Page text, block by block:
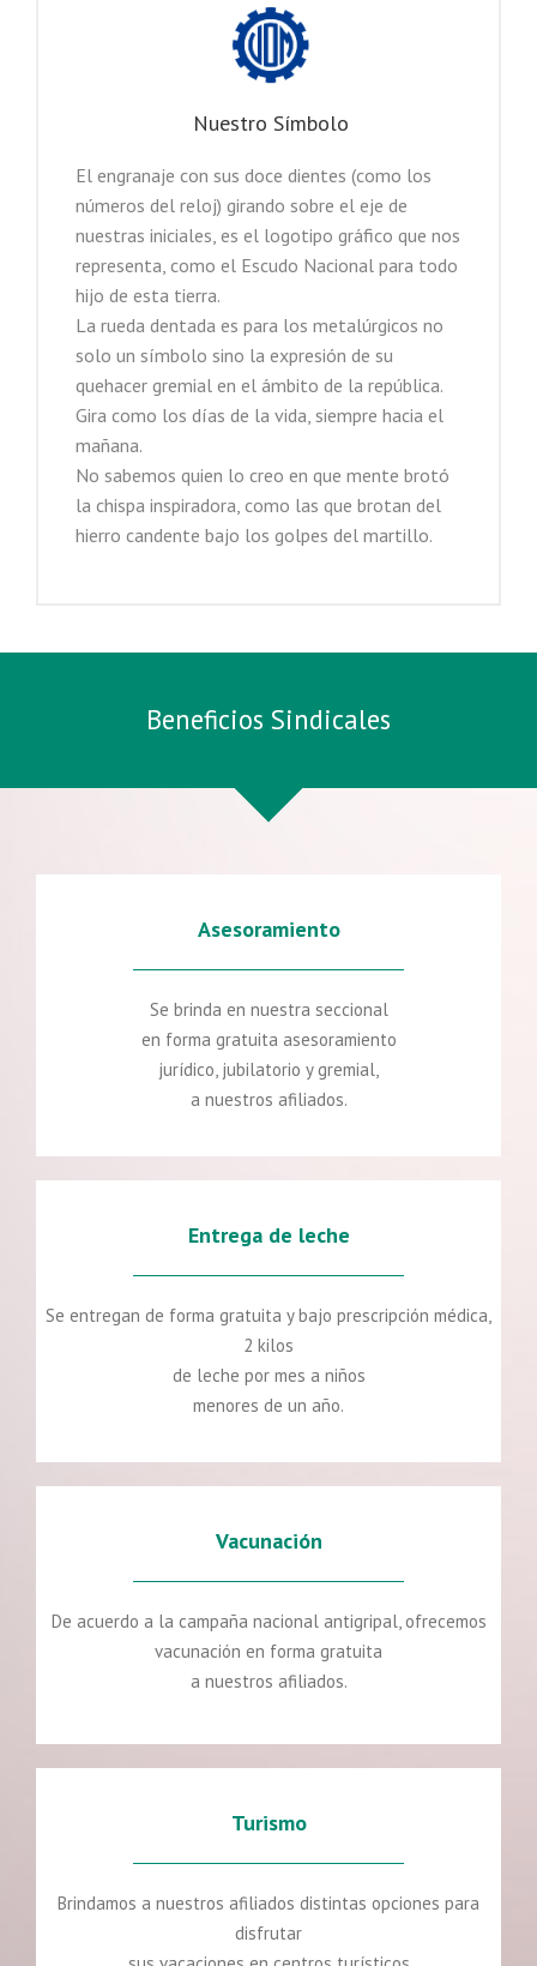
Nuestro Símbolo
El engranaje con sus doce dientes (como los
números del reloj) girando sobre el eje de
nuestras iniciales, es el logotipo gráfico que nos
representa, como el Escudo Nacional para todo
hijo de esta tierra.
La rueda dentada es para los metalúrgicos no
solo un símbolo sino la expresión de su
quehacer gremial en el ámbito de la república.
Gira como los días de la vida, siempre hacia el
mañana.
No sabemos quien lo creo en que mente brotó
la chispa inspiradora, como las que brotan del
hierro candente bajo los golpes del martillo.
Beneficios Sindicales
Asesoramiento
Se brinda en nuestra seccional
en forma gratuita asesoramiento
jurídico, jubilatorio y gremial,
a nuestros afiliados.
Entrega de leche
Se entregan de forma gratuita y bajo prescripción médica,
2 kilos
de leche por mes a niños
menores de un año.
Vacunación
De acuerdo a la campaña nacional antigripal, ofrecemos
vacunación en forma gratuita
a nuestros afiliados.
Turismo
Brindamos a nuestros afiliados distintas opciones para
disfrutar